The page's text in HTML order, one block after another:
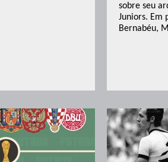
sobre seu
Juniors. Em
Bernabéu,